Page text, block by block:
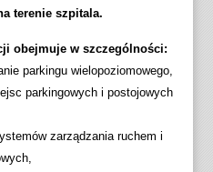
terenie szpitala.
obejmuje w szczególności:
parkingu wielopoziomowego,
parkingowych i postojowych
zarządzania ruchem i